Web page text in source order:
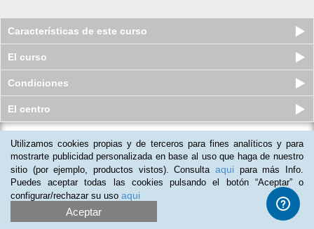
Características de este curso
El curso
Condiciones
El centro
Curso online de Formación en
Promoción de la Igualdad
Plazas limitadas
$55usd $39usd
Utilizamos cookies propias y de terceros para fines analíticos y para
mostrarte publicidad personalizada en base al uso que haga de nuestro
sitio (por ejemplo, productos vistos). Consulta aqui para más Info.
Puedes aceptar todas las cookies pulsando el botón “Aceptar” o
configurar/rechazar su uso aqui
Aceptar